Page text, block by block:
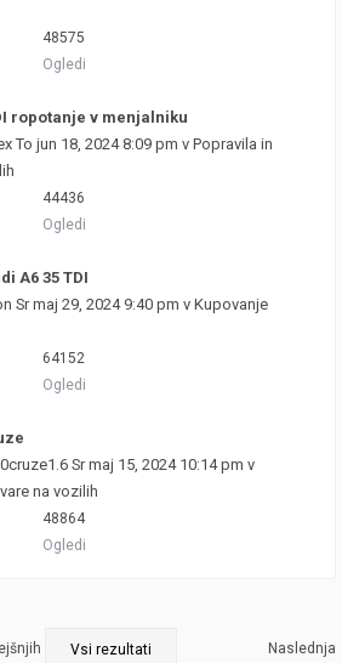
48575
Ogledi
ropotanje v menjalniku
To jun 18, 2024 8:09 pm v Popravila in
44436
Ogledi
A6 35 TDI
Sr maj 29, 2024 9:40 pm v Kupovanje
64152
Ogledi
Sr maj 15, 2024 10:14 pm v
na vozilih
48864
Ogledi
Naslednja